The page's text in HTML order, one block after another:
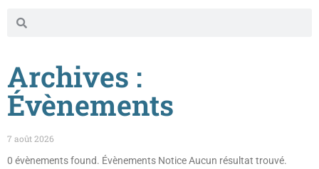
Archives :
Évènements
7 août 2026
0 évènements found. Évènements Notice Aucun résultat trouvé.